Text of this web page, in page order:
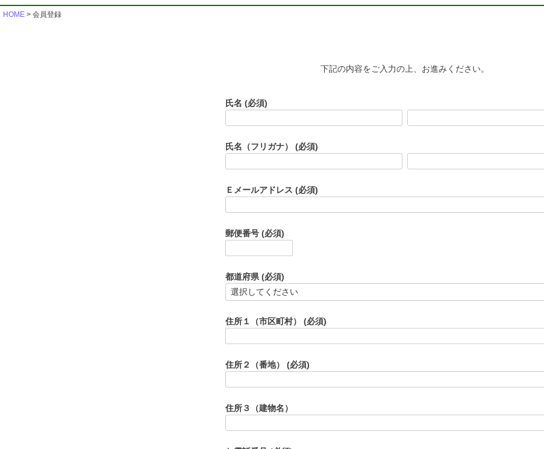
HOME 会員登録
下記の内容をご入力の上、お進みください。
氏名 (必須)
氏名（フリガナ） (必須)
Ｅメールアドレス (必須)
郵便番号 (必須)
都道府県 (必須)
住所１（市区町村） (必須)
住所２（番地） (必須)
住所３（建物名）